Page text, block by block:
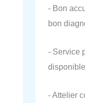
- Bon
bon
- Service
- Attelier